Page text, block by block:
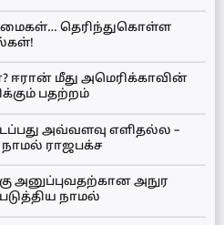
தெரிந்துகொள்ள
ஈரான் மீது அமெரிக்காவின்
பதற்றம்
அவ்வளவு எளிதல்ல –
நாமல் ராஜபக்ச
அனுப்புவதற்கான அநுர
நாமல்